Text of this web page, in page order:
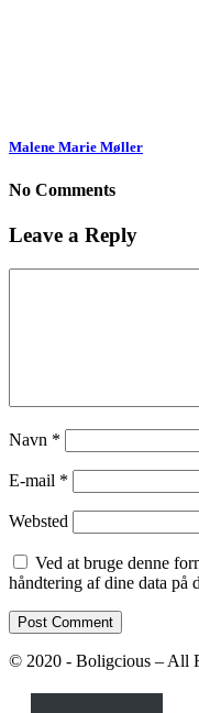
Malene Marie Møller
No Comments
Leave a Reply
Navn *
E-mail *
Websted
Ved at bruge denne
håndtering af dine data på
© 2020 - Boligcious – All